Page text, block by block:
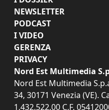
NEWSLETTER
PODCAST
I VIDEO
GERENZA
PRIVACY
Nord Est Multimedia
Nord Est Multimedia
34, 30171 Venezia (VE).
1.432.522,00 C.F.